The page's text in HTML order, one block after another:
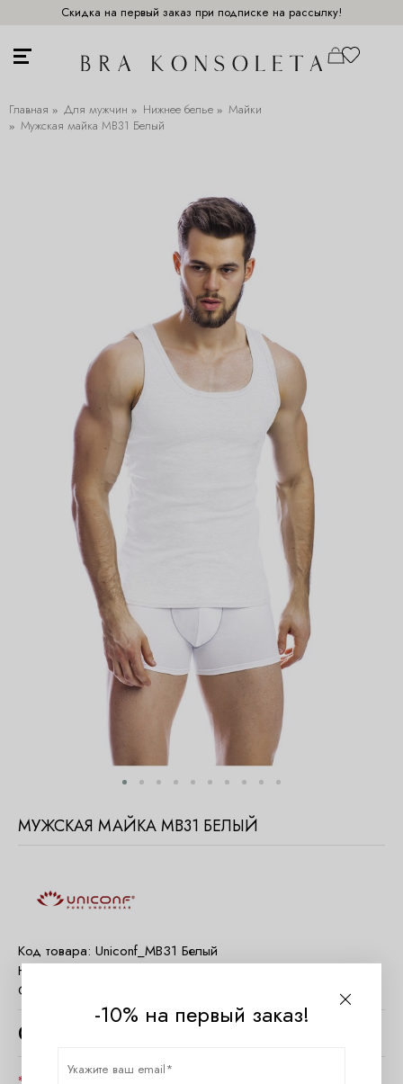
Скидка на первый заказ при подписке на рассылку!
Главная Для мужчин Нижнее белье
Майки
Мужская майка MB31 Белый
МУЖСКАЯ МАЙКА MB31 БЕЛЫЙ
Код товара: Uniconf_MB31 Белый
Наличие:
Страна:
0
-10% на первый заказ!